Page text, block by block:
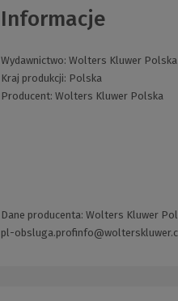
Informacje
Wydawnictwo: Wolters Kluwer Polska
Kraj produkcji: Polska
Producent: Wolters Kluwer Polska
Dane producenta: Wolters Kluwer
pl-